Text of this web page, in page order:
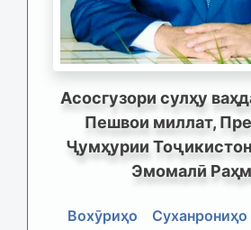
Асосгузори сулҳу
Пешвои миллат,
Ҷумҳурии
Эмомалӣ
Вохӯриҳо Суханрониҳо